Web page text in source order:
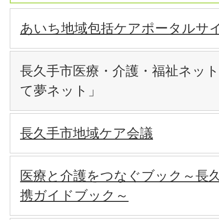
あいち地域包括ケアポータルサ
長久手市医療・介護・福祉ネッ
て夢ネット」
長久手市地域ケア会議
医療と介護をつなぐブック～長
携ガイドブック～